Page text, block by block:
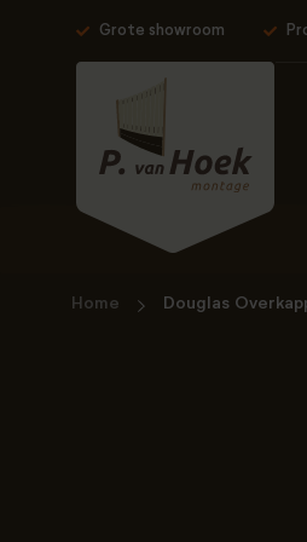
Grote showroom
Home Douglas